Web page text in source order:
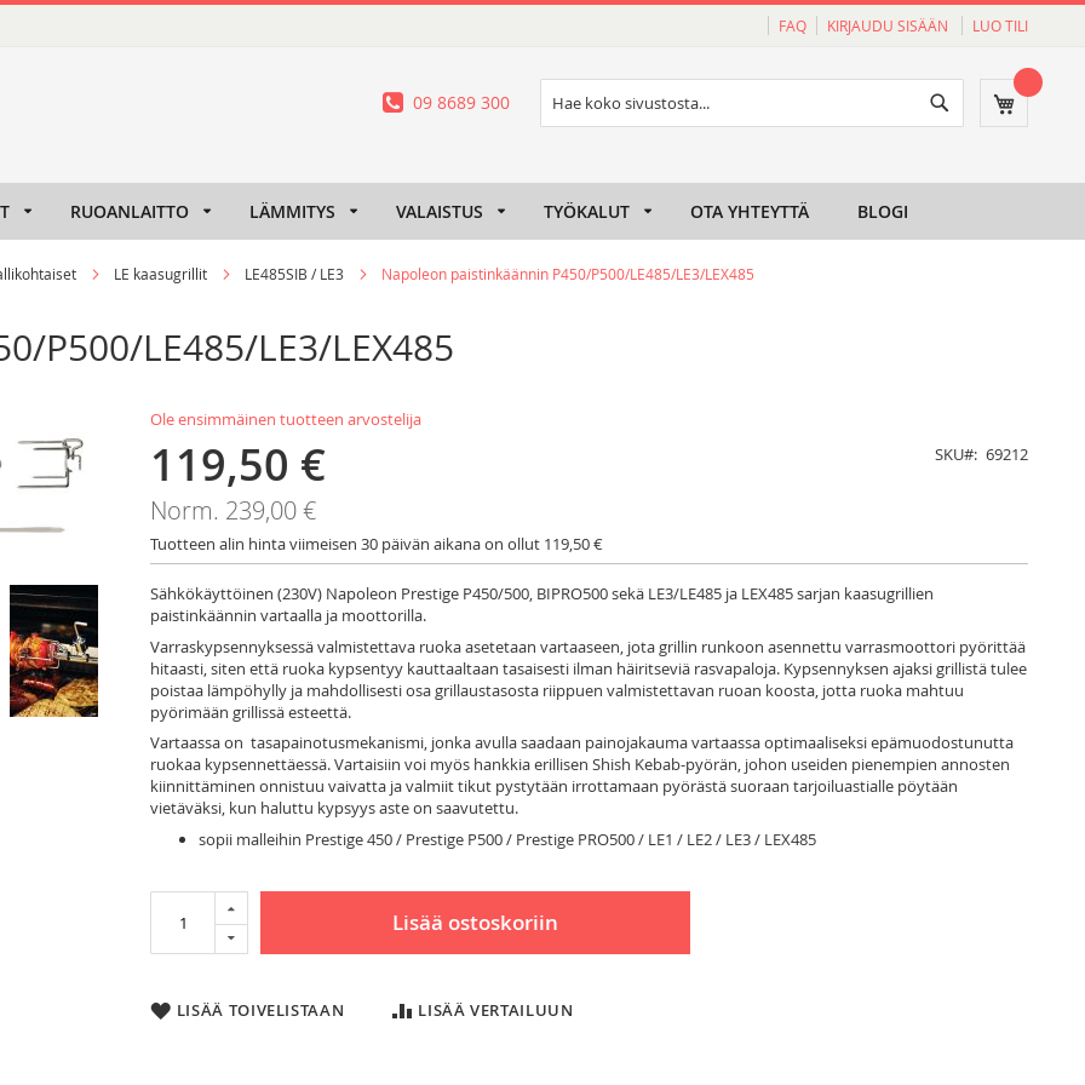
FAQ KIRJAUDU SISÄÄN LUO TILI
Ostoskori
Haku
09 8689 300
RUOANLAITTO LÄMMITYS VALAISTUS TYÖKALUT OTA YHTEYTTÄ BLOGI
LE kaasugrillit LE485SIB / LE3 Napoleon paistinkäännin P450/P500/LE485/LE3/LEX485
P500/LE485/LE3/LEX485
Ole ensimmäinen tuotteen arvostelija
Tarjoushinta
119,50 €
Norm. 239,00 €
Tuotteen alin hinta viimeisen 30 päivän aikana on ollut 119,50 €
SKU 69212
Sähkökäyttöinen (230V) Napoleon Prestige P450/500, BIPRO500 sekä LE3/LE485 ja LEX485 sarjan kaasugrillien
paistinkäännin vartaalla ja moottorilla.
Varraskypsennyksessä valmistettava ruoka asetetaan vartaaseen, jota grillin runkoon asennettu varrasmoottori pyörittää
hitaasti, siten että ruoka kypsentyy kauttaaltaan tasaisesti ilman häiritseviä rasvapaloja. Kypsennyksen ajaksi grillistä tulee
poistaa lämpöhylly ja mahdollisesti osa grillaustasosta riippuen valmistettavan ruoan koosta, jotta ruoka mahtuu
pyörimään grillissä esteettä.
Vartaassa on tasapainotusmekanismi, jonka avulla saadaan painojakauma vartaassa optimaaliseksi epämuodostunutta
ruokaa kypsennettäessä. Vartaisiin voi myös hankkia erillisen Shish Kebab-pyörän, johon useiden pienempien annosten
kiinnittäminen onnistuu vaivatta ja valmiit tikut pystytään irrottamaan pyörästä suoraan tarjoiluastialle pöytään
vietäväksi, kun haluttu kypsyys aste on saavutettu.
sopii malleihin Prestige 450 / Prestige P500 / Prestige PRO500 / LE1 / LE2 / LE3 / LEX485
Lisää ostoskoriin
LISÄÄ TOIVELISTAAN LISÄÄ VERTAILUUN